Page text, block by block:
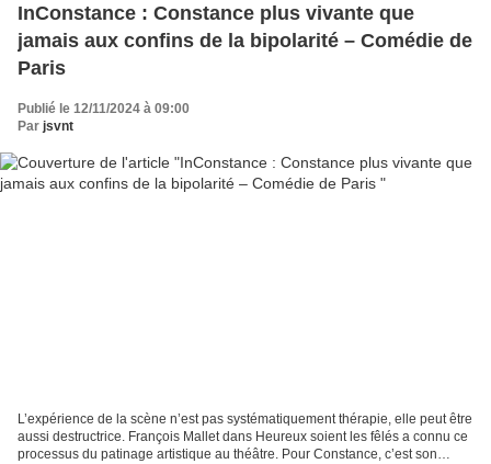
InConstance : Constance plus vivante que
jamais aux confins de la bipolarité – Comédie de
Paris
Publié le 12/11/2024 à 09:00
Par jsvnt
L’expérience de la scène n’est pas systématiquement thérapie, elle peut être
aussi destructrice. François Mallet dans Heureux soient les fêlés a connu ce
processus du patinage artistique au théâtre. Pour Constance, c’est son